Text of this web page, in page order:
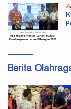
Berita